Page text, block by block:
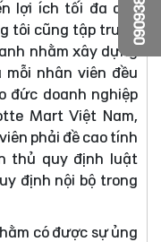
lợi ích tối đa cho
tôi cũng tập trung
nhằm xây dựng
nhân viên đều
đức doanh nghiệp
Mart Việt Nam,
phải đề cao tính
thủ quy định luật
định nội bộ trong
có được sự ủng